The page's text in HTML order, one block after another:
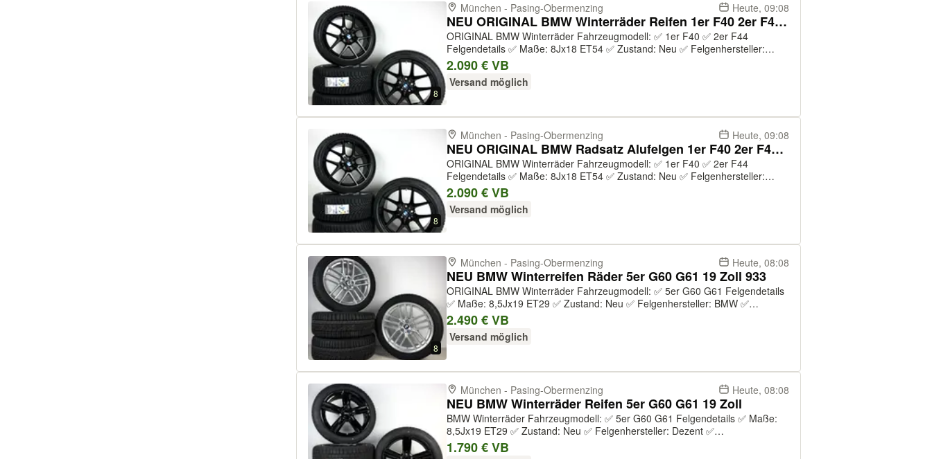
8
München - Pasing-Obermenzing Heute, 09:08
NEU ORIGINAL BMW Winterräder Reifen 1er F40 2er F44 18 Zoll 554M
ORIGINAL BMW Winterräder Fahrzeugmodell: ✅ 1er F40 ✅ 2er F44
Felgendetails ✅ Maße: 8Jx18 ET54 ✅ Zustand: Neu ✅ Felgenhersteller:
BMW ✅ Herstellernummer: 36118092354 ✅ Felgenmodell: 554M ✅ Farbe:
jet black matt ✅ Druckkontrollsystem: Ja ✅ Origin...
2.090 € VB
Versand möglich
8
München - Pasing-Obermenzing Heute, 09:08
NEU ORIGINAL BMW Radsatz Alufelgen 1er F40 2er F44 18 Zoll 554M
ORIGINAL BMW Winterräder Fahrzeugmodell: ✅ 1er F40 ✅ 2er F44
Felgendetails ✅ Maße: 8Jx18 ET54 ✅ Zustand: Neu ✅ Felgenhersteller:
BMW ✅ Herstellernummer: 36118092354 ✅ Felgenmodell: 554M ✅ Farbe:
jet black matt ✅ Druckkontrollsystem: Ja ✅ Origin...
2.090 € VB
Versand möglich
8
München - Pasing-Obermenzing Heute, 08:08
NEU BMW Winterreifen Räder 5er G60 G61 19 Zoll 933
ORIGINAL BMW Winterräder Fahrzeugmodell: ✅ 5er G60 G61 Felgendetails
✅ Maße: 8,5Jx19 ET29 ✅ Zustand: Neu ✅ Felgenhersteller: BMW ✅
Herstellernummer: 36115A324D6 ✅ Felgenmodell: 933 ✅ Farbe: Refined
Silver ✅ Druckkontrollsystem: Ja ✅ Original: J...
2.490 € VB
Versand möglich
München - Pasing-Obermenzing Heute, 08:08
NEU BMW Winterräder Reifen 5er G60 G61 19 Zoll
BMW Winterräder Fahrzeugmodell: ✅ 5er G60 G61 Felgendetails ✅ Maße:
8,5Jx19 ET29 ✅ Zustand: Neu ✅ Felgenhersteller: Dezent ✅
Herstellernummer: KBA55167 ✅ Felgenmodell: KBA55167 ✅ Farbe:
1.790 € VB